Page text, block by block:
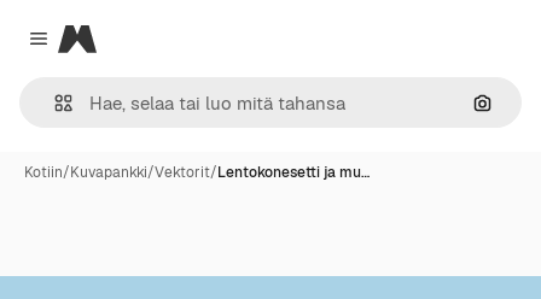
Close menu
Magnific
Hae
Kotiin/Kuvapankki/Vektorit/Lentokonesetti ja mu…